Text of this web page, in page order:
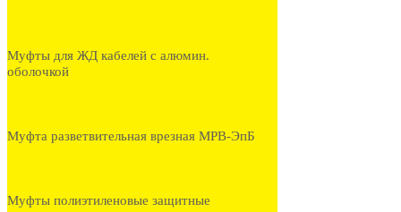
Муфты для ЖД кабелей с алюмин.
оболочкой
Муфта разветвительная врезная МРВ-ЭпБ
Муфты полиэтиленовые защитные